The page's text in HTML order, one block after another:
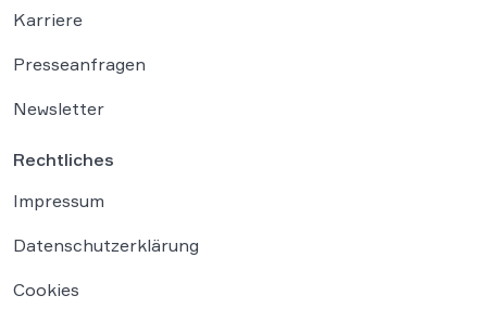
Karriere
Presseanfragen
Newsletter
Rechtliches
Impressum
Datenschutzerklärung
Cookies